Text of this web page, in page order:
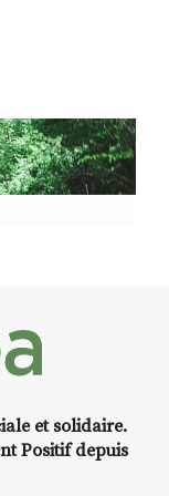
et solidaire.
Positif depuis